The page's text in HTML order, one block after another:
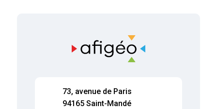
73, avenue de Paris
94165 Saint-Mandé